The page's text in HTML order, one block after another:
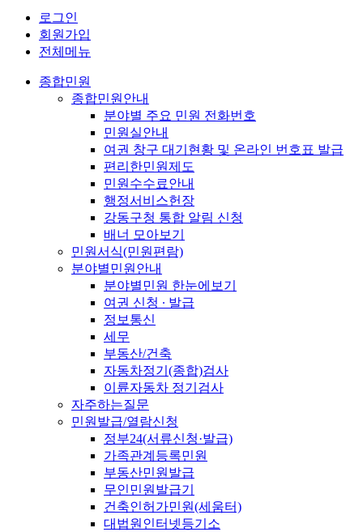
로그인
회원가입
전체메뉴
종합민원
종합민원안내
분야별 주요 민원 전화번호
민원실안내
여권 창구 대기현황 및 온라인 번호표 발급
편리한민원제도
민원수수료안내
행정서비스헌장
강동구청 통합 알림 신청
배너 모아보기
민원서식(민원편람)
분야별민원안내
분야별민원 한눈에보기
여권 신청 ∙ 발급
정보통신
세무
부동산/건축
자동차정기(종합)검사
이륜자동차 정기검사
자주하는질문
민원발급/열람신청
정부24(서류신청·발급)
가족관계등록민원
부동산민원발급
무인민원발급기
건축인허가민원(세움터)
대법원인터넷등기소